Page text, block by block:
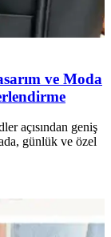
ve Moda
açısından geniş
günlük ve özel